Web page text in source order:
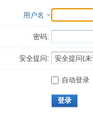
用户名
密码:
安全提问:
自动登录
登录